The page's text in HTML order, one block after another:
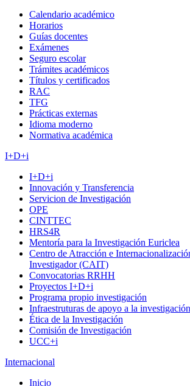
Calendario académico
Horarios
Guías docentes
Exámenes
Seguro escolar
Trámites académicos
Títulos y certificados
RAC
TFG
Prácticas externas
Idioma moderno
Normativa académica
I+D+i
I+D+i
Innovación y Transferencia
Servicion de Investigación
OPE
CINTTEC
HRS4R
Mentoría para la Investigación Euriclea
Centro de Atracción e
Investigador (CAIT)
Convocatorias RRHH
Proyectos I+D+i
Programa propio investigación
Infraestruturas de apoyo a la investigación
Ética de la Investigación
Comisión de Investigación
UCC+i
Internacional
Inicio